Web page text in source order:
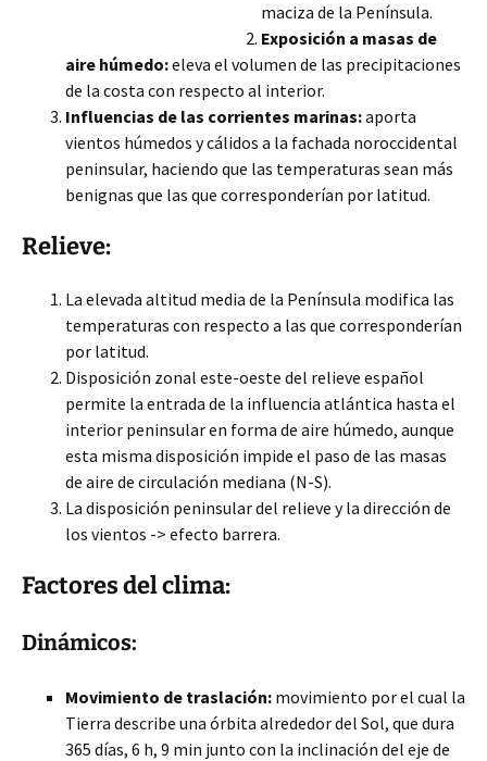
maciza de la Península.
Exposición a masas de
aire húmedo:eleva el volumen de las precipitaciones
de la costa con respecto al interior.
Influencias de las corrientes marinas:aporta
vientos húmedos y cálidos a la fachada noroccidental
peninsular, haciendo que las temperaturas sean más
benignas que las que corresponderían por latitud.
Relieve:
La elevada altitud media de la Península modifica las
temperaturas con respecto a las que corresponderían
por latitud.
Disposición zonal este-oeste del relieve español
permite la entrada de la influencia atlántica hasta el
interior peninsular en forma de aire húmedo, aunque
esta misma disposición impide el paso de las masas
de aire de circulación mediana (N-S).
La disposición peninsular del relieve y la dirección de
los vientos -> efecto barrera.
Factores del clima:
Dinámicos:
Movimiento de traslación: movimiento por el cual la
Tierra describe una órbita alrededor del Sol, que dura
365 días, 6 h, 9 min junto con la inclinación del eje de